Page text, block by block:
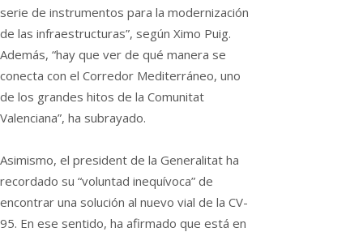
serie de instrumentos para la modernización
de las infraestructuras”, según Ximo Puig.
Además, “hay que ver de qué manera se
conecta con el Corredor Mediterráneo, uno
de los grandes hitos de la Comunitat
Valenciana”, ha subrayado.
Asimismo, el president de la Generalitat ha
recordado su “voluntad inequívoca” de
encontrar una solución al nuevo vial de la CV-
95. En ese sentido, ha afirmado que está en